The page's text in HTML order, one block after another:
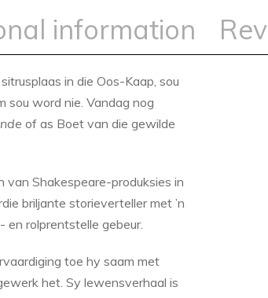
information
in die Oos-Kaap, sou
sou word nie. Vandag nog
of as Boet van die gewilde
Shakespeare-produksies in
briljante storieverteller met ’n
en rolprentstelle gebeur.
toe hy saam met
het. Sy lewensverhaal is